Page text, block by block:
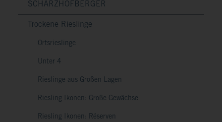
SCHARZHOFBERGER
Trockene Rieslinge
Ortsrieslinge
Unter 4
Rieslinge aus Großen Lagen
Riesling Ikonen: Große Gewächse
Riesling Ikonen: Réserven